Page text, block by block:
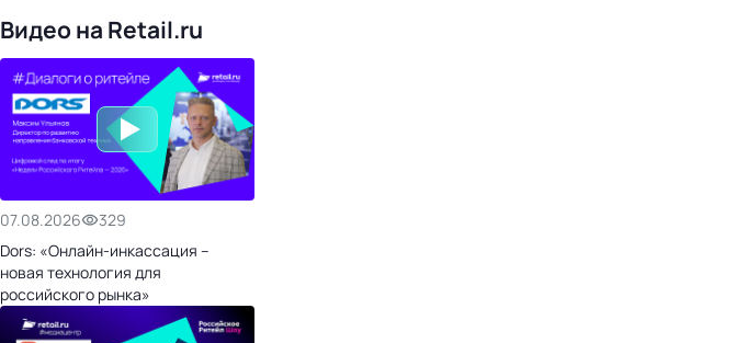
Видео на Retail.ru
07.08.2026
329
Dors: «Онлайн-инкассация –
новая технология для
российского рынка»